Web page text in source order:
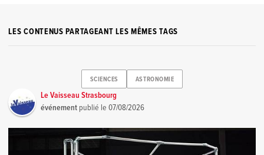
LES CONTENUS PARTAGEANT LES MÊMES TAGS
SCIENCES ASTRONOMIE
Le Vaisseau Strasbourg
événement publié le07/08/2026